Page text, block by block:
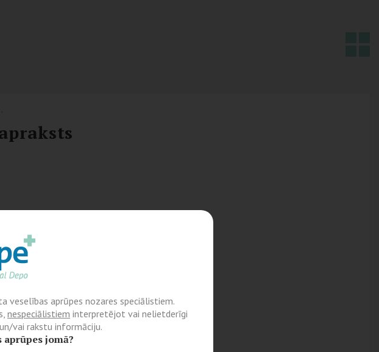
veselības aprūpes nozares speciālistiem.
nespeciālistiem interpretējot vai nelietderīgi
vai rakstu informāciju.
aprūpes jomā?